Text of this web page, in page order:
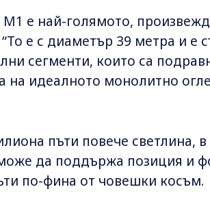
е най-голямото,
е с диаметър 39 метра и е
сегменти, които са
на идеалното монолитно
пъти повече светлина,
да поддържа позиция и
по-фина от човешки косъм.